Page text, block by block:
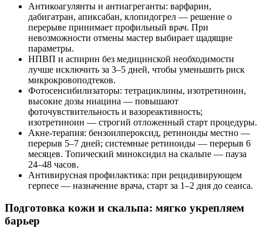
Антикоагулянты и антиагреганты: варфарин,
дабигатран, апиксабан, клопидогрел — решение о
перерыве принимает профильный врач. При
невозможности отмены мастер выбирает щадящие
параметры.
НПВП и аспирин без медицинской необходимости
лучше исключить за 3–5 дней, чтобы уменьшить риск
микрокровоподтеков.
Фотосенсибилизаторы: тетрациклины, изотретиноин,
высокие дозы ниацина — повышают
фоточувствительность и вазореактивность;
изотретиноин — строгий отложенный старт процедуры.
Акне‑терапия: бензоилпероксид, ретиноиды местно —
перерыв 5–7 дней; системные ретиноиды — перерыв 6
месяцев. Топический миноксидил на скальпе — пауза
24–48 часов.
Антивирусная профилактика: при рецидивирующем
герпесе — назначение врача, старт за 1–2 дня до сеанса.
Подготовка кожи и скальпа: мягко укрепляем
барьер